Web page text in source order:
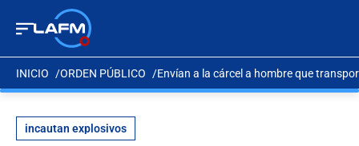
INICIO ORDEN PÚBLICO Envían a la cárcel a hombre que
incautan explosivos